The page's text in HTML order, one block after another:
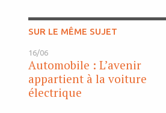
SUR LE MÊME SUJET
16/06
Automobile : L’avenir
appartient à la voiture
électrique